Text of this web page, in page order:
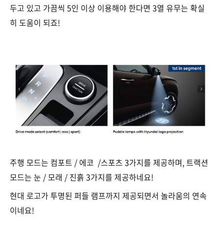
두고 있고 가끔씩 5인 이상 이용해야 한다면 3열 유무는 확실
히 도움이 되죠!
주행 모드는 컴포트 / 에코 /스포츠 3가지를 제공하며, 트랙션
모드는 눈 / 모래 / 진흙 3가지를 제공하네요!
현대 로고가 투명된 퍼들 램프까지 제공되면서 놀라움의 연속
이네요!